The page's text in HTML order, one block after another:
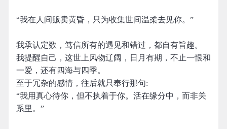
“我在人间贩卖黄昏，只为收集世间温柔去见你。”
我承认定数，笃信所有的遇见和错过，都自有旨趣。
我提醒自己，这世上风物辽阔，日月有期，不止一恨和
一爱，还有四海与四季。
至于冗杂的感情，往后就只奉行那句:
“我用真心待你，但不执着于你。活在缘分中，而非关
系里。”